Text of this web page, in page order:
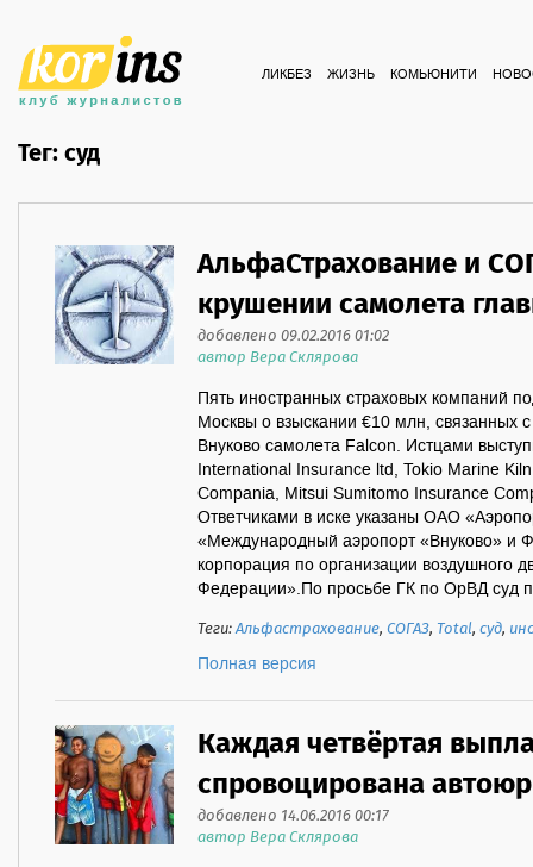
ЛИКБЕЗ ЖИЗНЬ КОМЬЮНИТИ
Тег: суд
АльфаСтрахование и
крушении самолета
добавлено 09.02.2016 01:02
автор Вера Склярова
Пять иностранных страховых компаний
Москвы о взыскании €10 млн, связанных
Внуково самолета Falcon. Истцами
International Insurance ltd, Tokio Marine
Compania, Mitsui Sumitomo Insurance
Ответчиками в иске указаны ОАО
«Международный аэропорт «Внуково» и
корпорация по организации воздушного
Федерации».По просьбе ГК по ОрВД суд
Теги:Альфастрахование,СОГАЗ, Total,суд,
Полная версия
Каждая четвёртая
спровоцирована
добавлено 14.06.2016 00:17
автор Вера Склярова